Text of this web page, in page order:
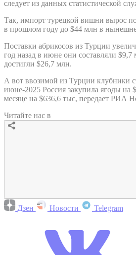
следует из данных статистической
Так, импорт турецкой вишни вырос
в прошлом году до $44 млн в
Поставки абрикосов из Турции
год назад в июне они составляли
достигли $26,7 млн.
А вот ввозимой из Турции клубники
июне-2025 Россия закупила ягоды на
месяце на $636,6 тыс, передает РИА
Читайте нас в
Дзен Новости Telegram